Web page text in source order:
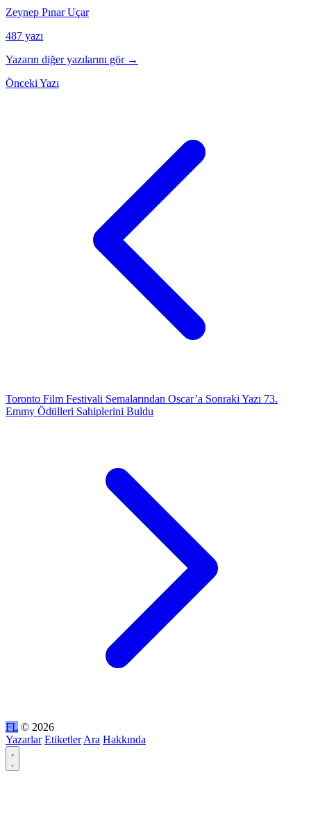
Zeynep Pınar Uçar
487 yazı
Yazarın diğer yazılarını gör →
Önceki Yazı
Toronto Film Festivali Semalarından Oscar’a Sonraki Yazı 73.
Emmy Ödülleri Sahiplerini Buldu
FL © 2026
Yazarlar Etiketler Ara Hakkında